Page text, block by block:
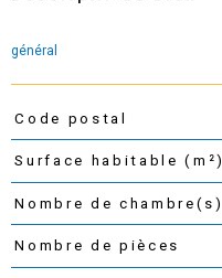
général
TRAD_PAMPERO_Caracteristique
Code postal
Surface habitable (m²)
Nombre de chambre(s)
Nombre de pièces